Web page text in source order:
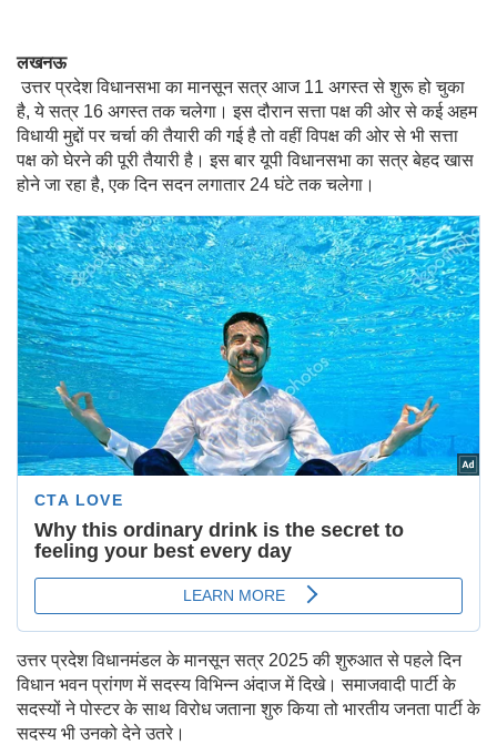
लखनऊ
उत्तर प्रदेश विधानसभा का मानसून सत्र आज 11 अगस्त से शुरू हो चुका
है, ये सत्र 16 अगस्त तक चलेगा। इस दौरान सत्ता पक्ष की ओर से कई अहम
विधायी मुद्दों पर चर्चा की तैयारी की गई है तो वहीं विपक्ष की ओर से भी सत्ता
पक्ष को घेरने की पूरी तैयारी है। इस बार यूपी विधानसभा का सत्र बेहद खास
होने जा रहा है, एक दिन सदन लगातार 24 घंटे तक चलेगा।
उत्तर प्रदेश विधानमंडल के मानसून सत्र 2025 की शुरुआत से पहले दिन
विधान भवन प्रांगण में सदस्य विभिन्न अंदाज में दिखे। समाजवादी पार्टी के
सदस्यों ने पोस्टर के साथ विरोध जताना शुरु किया तो भारतीय जनता पार्टी के
सदस्य भी उनको देने उतरे।